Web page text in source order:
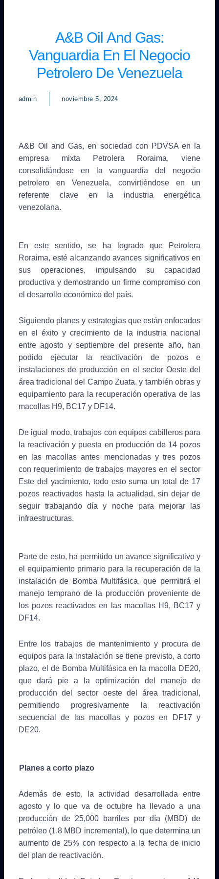
A&B Oil And Gas:
Vanguardia En El Negocio
Petrolero De Venezuela
admin noviembre 5, 2024
A&B Oil and Gas, en sociedad con PDVSA en la
empresa mixta Petrolera Roraima, viene
consolidándose en la vanguardia del negocio
petrolero en Venezuela, convirtiéndose en un
referente clave en la industria energética
venezolana.
En este sentido, se ha logrado que Petrolera
Roraima, esté alcanzando avances significativos en
sus operaciones, impulsando su capacidad
productiva y demostrando un firme compromiso con
el desarrollo económico del país.
Siguiendo planes y estrategias que están enfocados
en el éxito y crecimiento de la industria nacional
entre agosto y septiembre del presente año, han
podido ejecutar la reactivación de pozos e
instalaciones de producción en el sector Oeste del
área tradicional del Campo Zuata, y también obras y
equipamiento para la recuperación operativa de las
macollas H9, BC17 y DF14.
De igual modo, trabajos con equipos cabilleros para
la reactivación y puesta en producción de 14 pozos
en las macollas antes mencionadas y tres pozos
con requerimiento de trabajos mayores en el sector
Este del yacimiento, todo esto suma un total de 17
pozos reactivados hasta la actualidad, sin dejar de
seguir trabajando día y noche para mejorar las
infraestructuras.
Parte de esto, ha permitido un avance significativo y
el equipamiento primario para la recuperación de la
instalación de Bomba Multifásica, que permitirá el
manejo temprano de la producción proveniente de
los pozos reactivados en las macollas H9, BC17 y
DF14.
Entre los trabajos de mantenimiento y procura de
equipos para la instalación se tiene previsto, a corto
plazo, el de Bomba Multifásica en la macolla DE20,
que dará pie a la optimización del manejo de
producción del sector oeste del área tradicional,
permitiendo progresivamente la reactivación
secuencial de las macollas y pozos en DF17 y
DE20.
Planes a corto plazo
Además de esto, la actividad desarrollada entre
agosto y lo que va de octubre ha llevado a una
producción de 25,000 barriles por día (MBD) de
petróleo (1.8 MBD incremental), lo que determina un
aumento de 25% con respecto a la fecha de inicio
del plan de reactivación.